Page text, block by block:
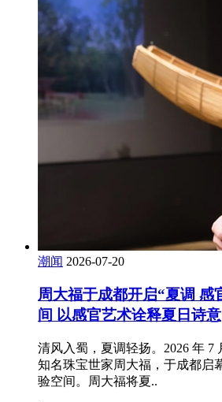
潮闻 2026-07-20
周大福于成都开启“夏调 感
间 以感官艺术诠释夏日诗意
清风入蜀，夏调轻扬。2026 年 7
知名珠宝世家周大福，于成都启
验空间。周大福将夏..